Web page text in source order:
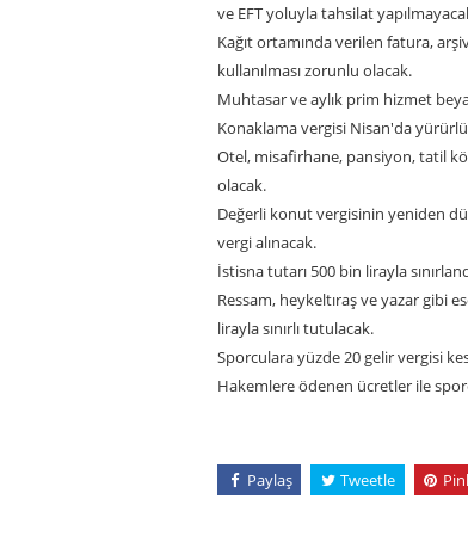
ve EFT yoluyla tahsilat
Kağıt ortamında verilen fatura,
kullanılması zorunlu olacak.
Muhtasar ve aylık prim hizmet
Konaklama vergisi Nisan'da
Otel, misafirhane, pansiyon, tatil
olacak.
Değerli konut vergisinin yeniden
vergi alınacak.
İstisna tutarı 500 bin lirayla
Ressam, heykeltıraş ve yazar gibi
lirayla sınırlı tutulacak.
Sporculara yüzde 20 gelir vergisi
Hakemlere ödenen ücretler ile
Paylaş Tweetle